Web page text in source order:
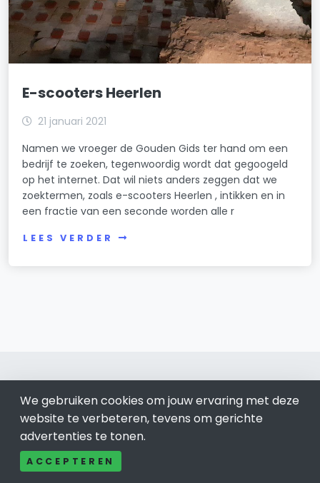
E-scooters Heerlen
21 januari 2021
Namen we vroeger de Gouden Gids ter hand om een
bedrijf te zoeken, tegenwoordig wordt dat gegoogeld
op het internet. Dat wil niets anders zeggen dat we
zoektermen, zoals e-scooters Heerlen , intikken en in
een fractie van een seconde worden alle r
LEES VERDER
Heerlen 045
Bel ons: 085-04 10 177
Contact
We gebruiken cookies om jouw ervaring met deze
website te verbeteren, tevens om gerichte
advertenties te tonen.
ACCEPTEREN